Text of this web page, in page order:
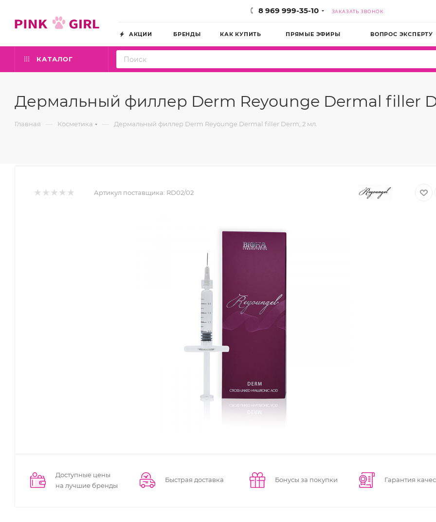
8 969 999-35-10 ЗАКАЗАТЬ ЗВОНОК
АКЦИИ БРЕНДЫ КАК КУПИТЬ ПРЯМЫЕ ЭФИРЫ ВОПРОС ЭКСПЕРТУ
КАТАЛОГ
Дермальный филлер Derm Reyounge Dermal filler
Главная — Косметика — Дермальный филлер Derm Reyounge Dermal filler Derm, 2 мл.
Артикул поставщика: RD02/02
Доступные цены
на лучшие бренды
Быстрая доставка Бонусы за покупки Гарантия